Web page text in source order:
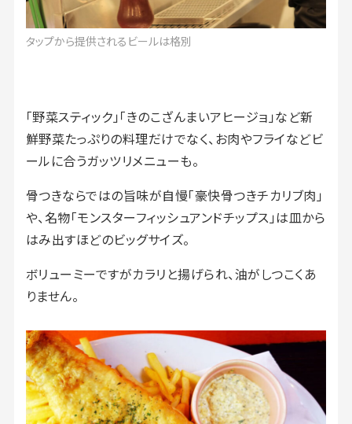
タップから提供されるビールは格別
「野菜スティック」「きのこざんまいアヒージョ」など新
鮮野菜たっぷりの料理だけでなく、お肉やフライなどビ
ールに合うガッツリメニューも。
骨つきならではの旨味が自慢「豪快骨つきチカリブ肉」
や、名物「モンスターフィッシュアンドチップス」は皿から
はみ出すほどのビッグサイズ。
ボリューミーですがカラリと揚げられ、油がしつこくあ
りません。